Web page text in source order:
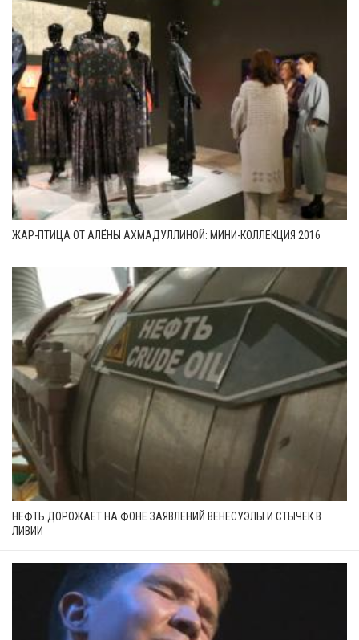
ЖАР-ПТИЦА ОТ АЛЁНЫ АХМАДУЛЛИНОЙ: МИНИ-КОЛЛЕКЦИЯ 2016
НЕФТЬ ДОРОЖАЕТ НА ФОНЕ ЗАЯВЛЕНИЙ ВЕНЕСУЭЛЫ И СТЫЧЕК В
ЛИВИИ